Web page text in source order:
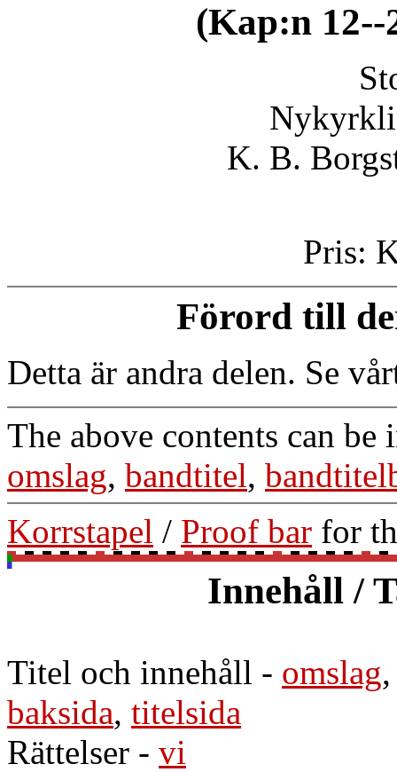
(Kap:n 12--
K. B.
Pris:
Förord till
Detta är andra delen. Se
The above contents can be
omslag, bandtitel,
Korrstapel / Proof bar for
Innehåll /
Titel och innehåll - omslag
baksida, titelsida
Rättelser - vi